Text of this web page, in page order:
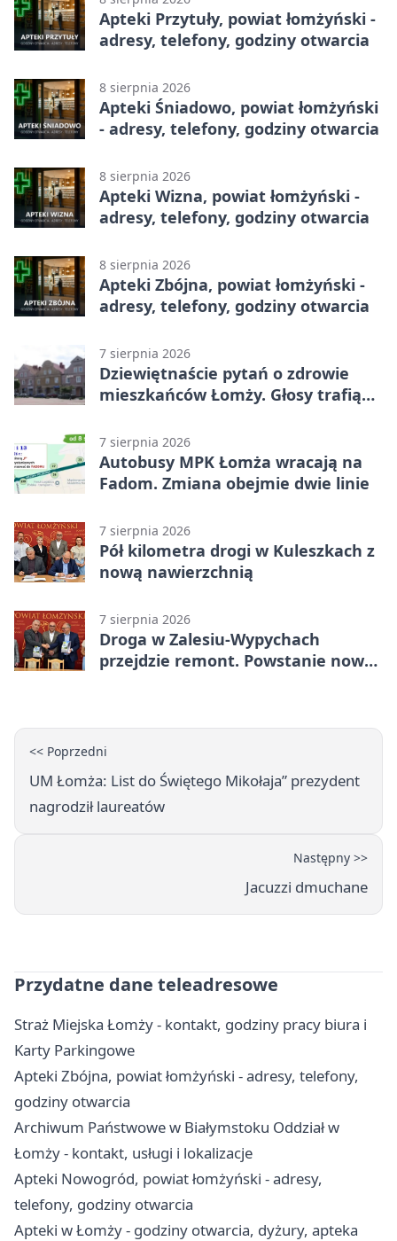
Apteki Przytuły, powiat łomżyński -
adresy, telefony, godziny otwarcia
8 sierpnia 2026
Apteki Śniadowo, powiat łomżyński
- adresy, telefony, godziny otwarcia
8 sierpnia 2026
Apteki Wizna, powiat łomżyński -
adresy, telefony, godziny otwarcia
8 sierpnia 2026
Apteki Zbójna, powiat łomżyński -
adresy, telefony, godziny otwarcia
7 sierpnia 2026
Dziewiętnaście pytań o zdrowie
mieszkańców Łomży. Głosy trafią
7 sierpnia 2026
Autobusy MPK Łomża wracają na
Fadom. Zmiana obejmie dwie linie
7 sierpnia 2026
Pół kilometra drogi w Kuleszkach z
nową nawierzchnią
7 sierpnia 2026
Droga w Zalesiu-Wypychach
przejdzie remont. Powstanie nowa
<< Poprzedni
UM Łomża: List do Świętego Mikołaja” prezydent
nagrodził laureatów
Następny >>
Jacuzzi dmuchane
Przydatne dane teleadresowe
Straż Miejska Łomży - kontakt, godziny pracy biura i
Karty Parkingowe
Apteki Zbójna, powiat łomżyński - adresy, telefony,
godziny otwarcia
Archiwum Państwowe w Białymstoku Oddział w
Łomży - kontakt, usługi i lokalizacje
Apteki Nowogród, powiat łomżyński - adresy,
telefony, godziny otwarcia
Apteki w Łomży - godziny otwarcia, dyżury, apteka